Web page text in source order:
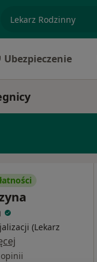
Ubezpieczenie
(Lekarz